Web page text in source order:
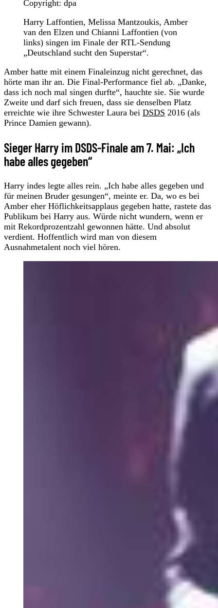
Copyright: dpa
Harry Laffontien, Melissa Mantzoukis, Amber
van den Elzen und Chianni Laffontien (von
links) singen im Finale der RTL-Sendung
„Deutschland sucht den Superstar“.
Amber hatte mit einem Finaleinzug nicht gerechnet, das
hörte man ihr an. Die Final-Performance fiel ab. „Danke,
dass ich noch mal singen durfte“, hauchte sie. Sie wurde
Zweite und darf sich freuen, dass sie denselben Platz
erreichte wie ihre Schwester Laura bei DSDS 2016 (als
Prince Damien gewann).
Sieger Harry im DSDS-Finale am 7. Mai: „Ich
habe alles gegeben“
Harry indes legte alles rein. „Ich habe alles gegeben und
für meinen Bruder gesungen“, meinte er. Da, wo es bei
Amber eher Höflichkeitsapplaus gegeben hatte, rastete das
Publikum bei Harry aus. Würde nicht wundern, wenn er
mit Rekordprozentzahl gewonnen hätte. Und absolut
verdient. Hoffentlich wird man von diesem
Ausnahmetalent noch viel hören.